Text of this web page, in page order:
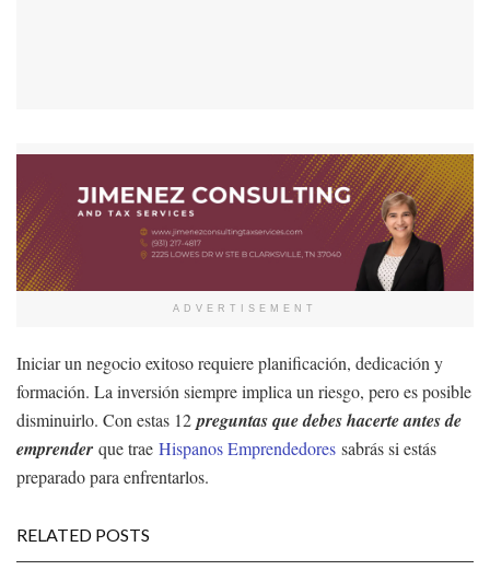
ADVERTISEMENT
Iniciar un negocio exitoso requiere planificación, dedicación y
formación. La inversión siempre implica un riesgo, pero es posible
disminuirlo. Con estas 12preguntas que debes hacerte antes de
emprender que trae Hispanos Emprendedores sabrás si estás
preparado para enfrentarlos.
RELATED POSTS